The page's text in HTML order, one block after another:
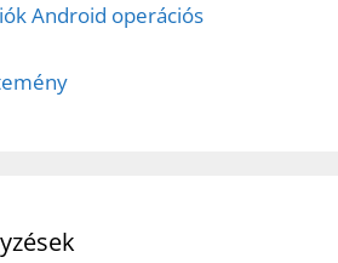
Android operációs